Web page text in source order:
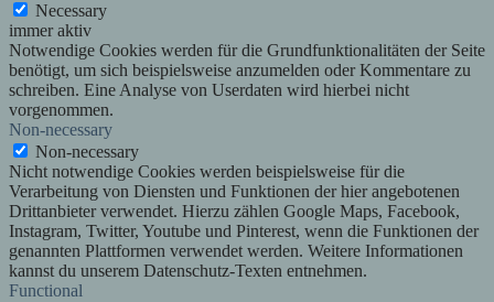
Necessary
immer aktiv
Notwendige Cookies werden für die Grundfunktionalitäten der Seite
benötigt, um sich beispielsweise anzumelden oder Kommentare zu
schreiben. Eine Analyse von Userdaten wird hierbei nicht
vorgenommen.
Non-necessary
Non-necessary
Nicht notwendige Cookies werden beispielsweise für die
Verarbeitung von Diensten und Funktionen der hier angebotenen
Drittanbieter verwendet. Hierzu zählen Google Maps, Facebook,
Instagram, Twitter, Youtube und Pinterest, wenn die Funktionen der
genannten Plattformen verwendet werden. Weitere Informationen
kannst du unserem Datenschutz-Texten entnehmen.
Functional